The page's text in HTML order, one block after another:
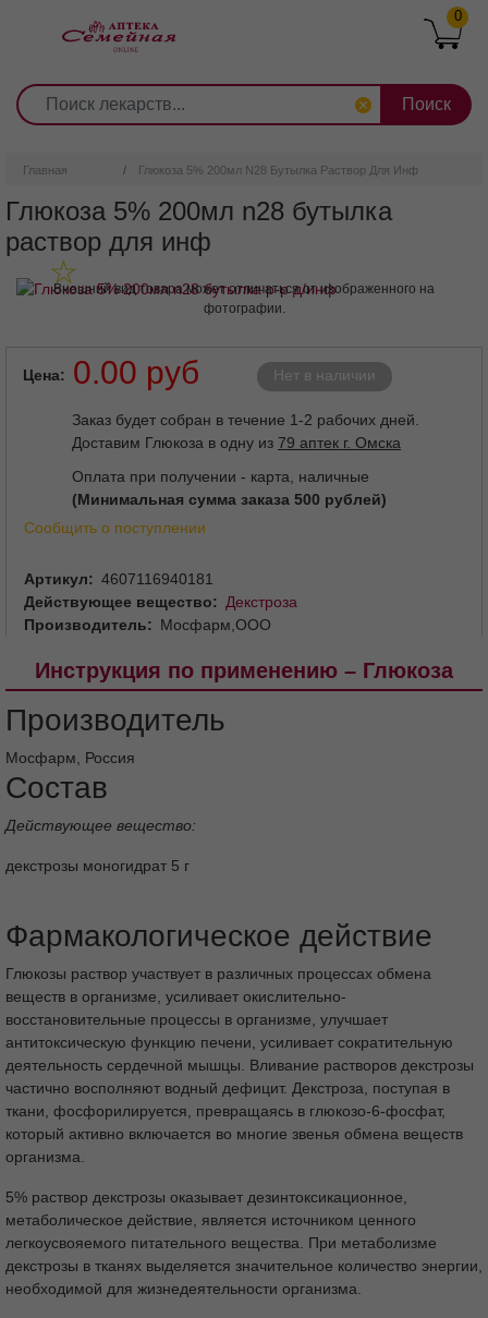
0
Главная Глюкоза 5% 200мл N28 Бутылка Раствор Для Инф
Глюкоза 5% 200мл n28 бутылка
раствор для инф
Внешний вид товара может отличаться от изображенного на
фотографии.
Цена 0.00 руб Нет в наличии
Заказ будет собран в течение 1-2 рабочих дней.
Доставим Глюкоза в одну из 79 аптек г. Омска
Оплата при получении - карта, наличные
(Минимальная сумма заказа 500 рублей)
Сообщить о поступлении
Артикул
4607116940181
Действующее вещество
Декстроза
Производитель
Мосфарм,ООО
Инструкция по применению – Глюкоза
Производитель
Мосфарм, Россия
Состав
Действующее вещество:
декстрозы моногидрат 5 г
Фармакологическое действие
Глюкозы раствор участвует в различных процессах обмена
веществ в организме, усиливает окислительно-
восстановительные процессы в организме, улучшает
антитоксическую функцию печени, усиливает сократительную
деятельность сердечной мышцы. Вливание растворов декстрозы
частично восполняют водный дефицит. Декстроза, поступая в
ткани, фосфорилируется, превращаясь в глюкозо-6-фосфат,
который активно включается во многие звенья обмена веществ
организма.
5% раствор декстрозы оказывает дезинтоксикационное,
метаболическое действие, является источником ценного
легкоусвояемого питательного вещества. При метаболизме
декстрозы в тканях выделяется значительное количество энергии,
необходимой для жизнедеятельности организма.